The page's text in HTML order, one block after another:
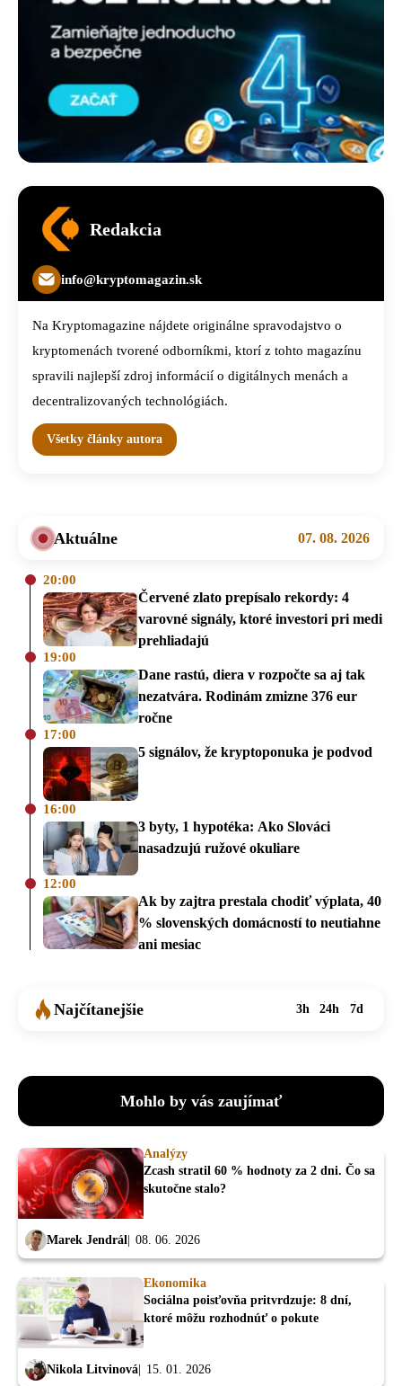
Redakcia
info@kryptomagazin.sk
Na Kryptomagazine nájdete originálne spravodajstvo o
kryptomenách tvorené odborníkmi, ktorí z tohto magazínu
spravili najlepší zdroj informácií o digitálnych menách a
decentralizovaných technológiách.
Všetky články autora
Aktuálne 07. 08. 2026
20:00
Červené zlato prepísalo rekordy: 4
varovné signály, ktoré investori pri medi
prehliadajú
19:00
Dane rastú, diera v rozpočte sa aj tak
nezatvára. Rodinám zmizne 376 eur
ročne
17:00
5 signálov, že kryptoponuka je podvod
16:00
3 byty, 1 hypotéka: Ako Slováci
nasadzujú ružové okuliare
12:00
Ak by zajtra prestala chodiť výplata, 40
% slovenských domácností to neutiahne
ani mesiac
Najčítanejšie 3h 24h 7d
Mohlo by vás zaujímať
Analýzy
Zcash stratil 60 % hodnoty za 2 dni. Čo sa
skutočne stalo?
Marek Jendrál 08. 06. 2026
Ekonomika
Sociálna poisťovňa pritvrdzuje: 8 dní,
ktoré môžu rozhodnúť o pokute
Nikola Litvinová 15. 01. 2026